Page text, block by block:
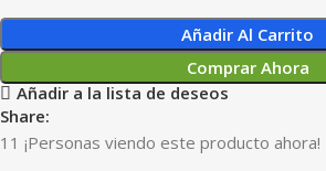
Añadir Al Carrito
Comprar Ahora
Añadir a la lista de deseos
Share:
11 ¡Personas viendo este producto ahora!